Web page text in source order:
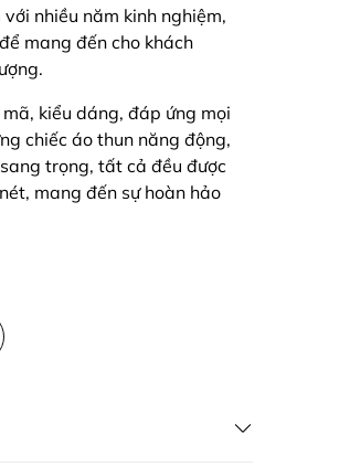
nhiều năm kinh nghiệm,
mang đến cho khách
kiểu dáng, đáp ứng mọi
chiếc áo thun năng động,
trọng, tất cả đều được
mang đến sự hoàn hảo